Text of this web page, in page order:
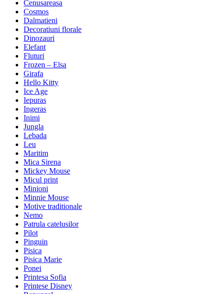
Cenusareasa
Cosmos
Dalmatieni
Decoratiuni florale
Dinozauri
Elefant
Fluturi
Frozen – Elsa
Girafa
Hello Kitty
Ice Age
Iepuras
Ingeras
Inimi
Jungla
Lebada
Leu
Maritim
Mica Sirena
Mickey Mouse
Micul print
Minioni
Minnie Mouse
Motive traditionale
Nemo
Patrula catelusilor
Pilot
Pinguin
Pisica
Pisica Marie
Ponei
Printesa Sofia
Printese Disney